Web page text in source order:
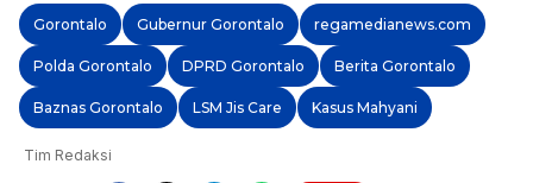
Gorontalo Gubernur Gorontalo regamedianews.com
Polda Gorontalo DPRD Gorontalo Berita Gorontalo
Baznas Gorontalo LSM Jis Care Kasus Mahyani
Tim Redaksi